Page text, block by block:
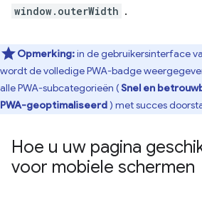
window.outerWidth .
Opmerking:in de gebruikersinterface
wordt de volledige PWA-badge
alle PWA-subcategorieën (Snel en
PWA-geoptimaliseerd) met succes
Hoe u uw pagina
voor mobiele schermen